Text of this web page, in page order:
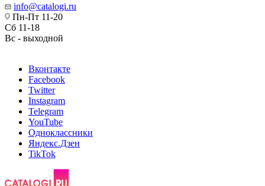
info@catalogi.ru
Пн-Пт 11-20
Сб 11-18
Вс - выходной
Вконтакте
Facebook
Twitter
Instagram
Telegram
YouTube
Одноклассники
Яндекс.Дзен
TikTok